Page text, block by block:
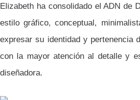
Elizabeth ha consolidado el ADN de
estilo gráfico, conceptual,
expresar su identidad y pertenencia
con la mayor atención al detalle y
diseñadora.